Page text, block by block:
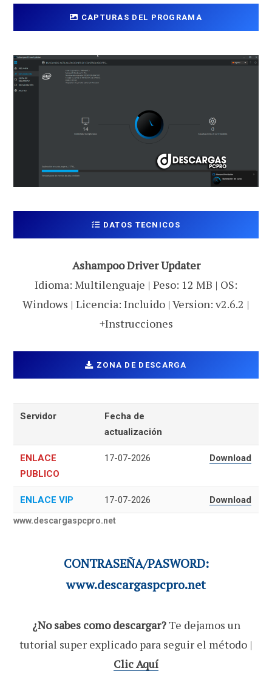
CAPTURAS DEL PROGRAMA
DATOS TECNICOS
Ashampoo Driver Updater
Idioma: Multilenguaje | Peso: 12 MB | OS:
Windows | Licencia: Incluido | Version: v2.6.2 |
+Instrucciones
ZONA DE DESCARGA
Servidor
Fecha de
actualización
ENLACE
PUBLICO
17-07-2026 Download
ENLACE VIP 17-07-2026 Download
www.descargaspcpro.net
CONTRASEÑA/PASWORD:
www.descargaspcpro.net
¿No sabes como descargar?Te dejamos un
tutorial super explicado para seguir el método |
Clic Aquí